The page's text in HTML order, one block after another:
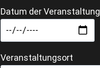
Datum der Veranstaltung
Veranstaltungsort